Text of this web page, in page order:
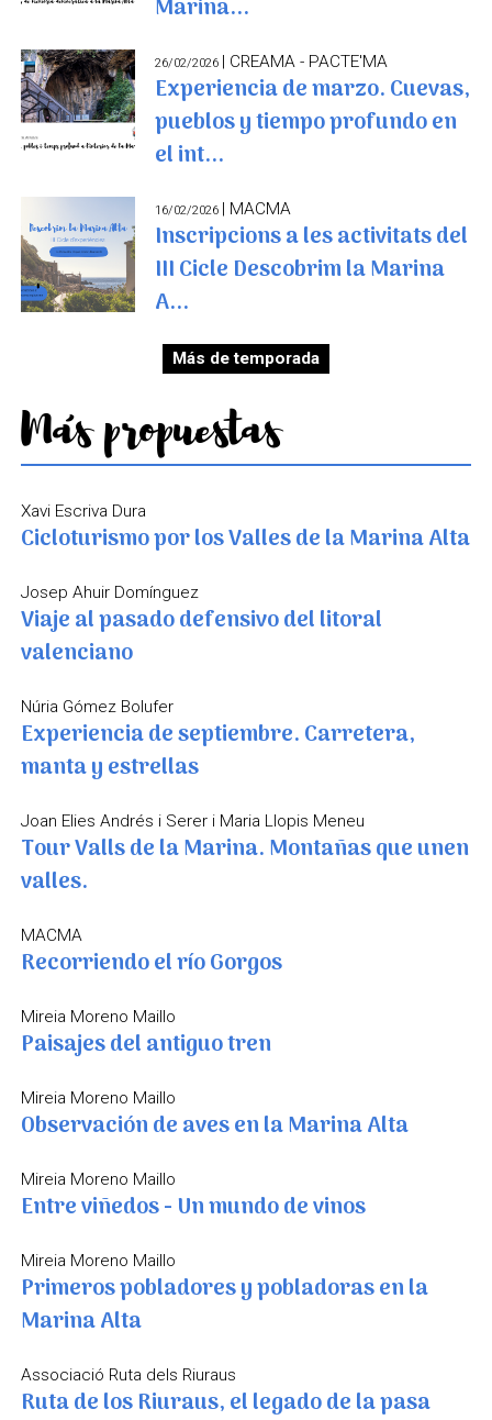
Marina...
26/02/2026 | CREAMA - PACTE'MA
Experiencia de marzo. Cuevas,
pueblos y tiempo profundo en
el int...
16/02/2026 | MACMA
Inscripcions a les activitats del
III Cicle Descobrim la Marina
A...
Más de temporada
Más propuestas
Xavi Escriva Dura
Cicloturismo por los Valles de la Marina Alta
Josep Ahuir Domínguez
Viaje al pasado defensivo del litoral
valenciano
Núria Gómez Bolufer
Experiencia de septiembre. Carretera,
manta y estrellas
Joan Elies Andrés i Serer i Maria Llopis Meneu
Tour Valls de la Marina. Montañas que unen
valles.
MACMA
Recorriendo el río Gorgos
Mireia Moreno Maillo
Paisajes del antiguo tren
Mireia Moreno Maillo
Observación de aves en la Marina Alta
Mireia Moreno Maillo
Entre viñedos - Un mundo de vinos
Mireia Moreno Maillo
Primeros pobladores y pobladoras en la
Marina Alta
Associació Ruta dels Riuraus
Ruta de los Riuraus, el legado de la pasa